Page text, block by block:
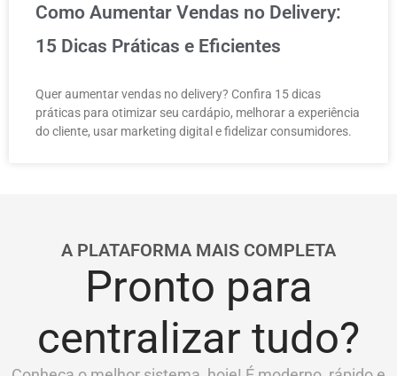
Como Aumentar Vendas no Delivery:
15 Dicas Práticas e Eficientes
Quer aumentar vendas no delivery? Confira 15 dicas
práticas para otimizar seu cardápio, melhorar a experiência
do cliente, usar marketing digital e fidelizar consumidores.
A PLATAFORMA MAIS COMPLETA
Pronto para
centralizar tudo?